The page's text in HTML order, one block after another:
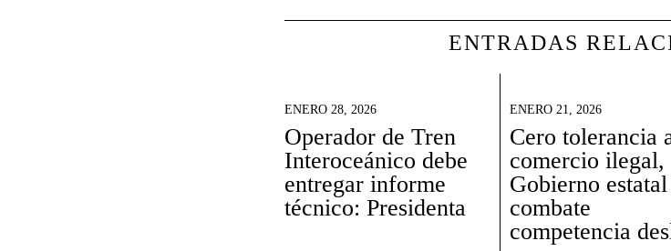
ENTRADAS
ENERO 28, 2026
Operador de Tren
Interoceánico debe
entregar informe
técnico: Presidenta
ENERO 21, 2026
Cero tolerancia
comercio ilegal,
Gobierno estatal
combate
competencia